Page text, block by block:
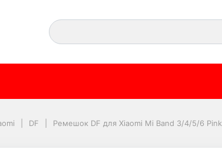
3/4/5/6 Pink
DF Ремешок DF для Xiaomi Mi Band 3/4/5/6 Pink